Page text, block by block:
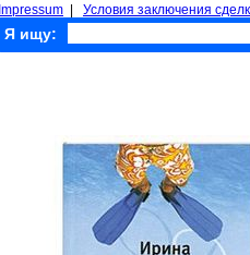
Impressum Условия заключения
Я ищу: